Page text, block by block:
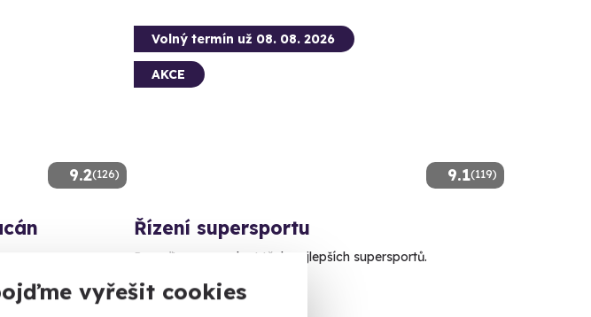
vyřešit cookies
9.2(126) 9.1(119)
Volný termín už 08. 08. 2026
AKCE
Řízení supersportu
Posaďte se za volant těch nejlepších supersportů.
Brno (+ 2 další lokality)